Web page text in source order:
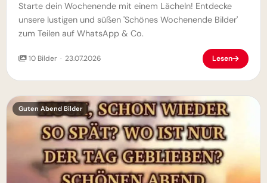
Starte dein Wochenende mit einem Lächeln! Entdecke
unsere lustigen und süßen 'Schönes Wochenende Bilder'
zum Teilen auf WhatsApp & Co.
10 Bilder · 23.07.2026 Lesen
Guten Abend Bilder